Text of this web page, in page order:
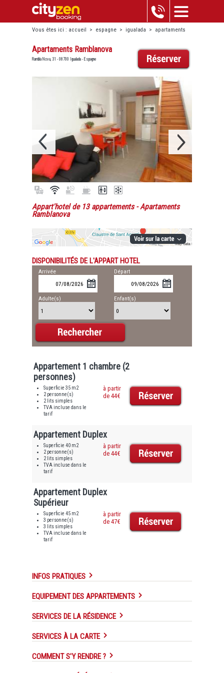
Vous êtes ici : accueil > espagne > igualada > apartaments
ramblanova
Apartaments Ramblanova
Rambla Nova, 31 - 08700 Igualada - Espagne
Appart'hotel de 13 appartements- Apartaments
Ramblanova
DISPONIBILITÉS DE L'APPART HOTEL
Arrivée Départ
Adulte(s) Enfant(s)
Appartement 1 chambre (2
personnes)
Superficie 35 m2
2 personne(s)
2 lits simples
TVA incluse dans le
tarif
à partir
de 44€
Appartement Duplex
Superficie 40 m2
2 personne(s)
2 lits simples
TVA incluse dans le
tarif
à partir
de 44€
Appartement Duplex
Supérieur
Superficie 45 m2
3 personne(s)
3 lits simples
TVA incluse dans le
tarif
à partir
de 47€
INFOS PRATIQUES
EQUIPEMENT DES APPARTEMENTS
SERVICES DE LA RÉSIDENCE
SERVICES À LA CARTE
COMMENT S'Y RENDRE ?